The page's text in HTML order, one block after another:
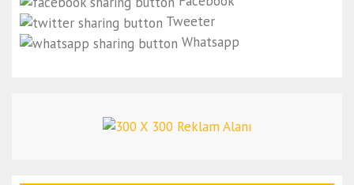
Tweeter
Whatsapp